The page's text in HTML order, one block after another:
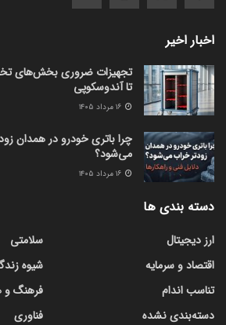
اخبار اخیر
تجهیزات ضروری بخش‌های
تا آندوسکوپی
چرا باتری خودرو در همدان
می‌شود؟
دسته بندی ها
ارز دیجیتال
اقتصاد و سرمایه
تناسب اندام
دسته‌بندی نشده
سلامتی
شیوه
فرهنگ و
فناوری